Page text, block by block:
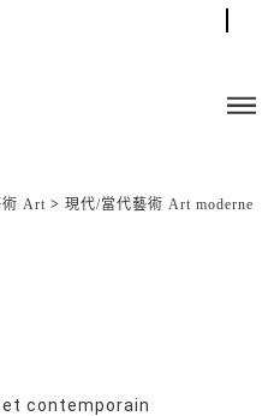
術 Art > 現代/當代藝術 Art moderne
et contemporain